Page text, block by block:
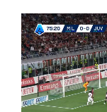
Reproductor
de
vídeo